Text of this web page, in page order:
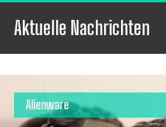
Aktuelle Nachrichten
Alienware